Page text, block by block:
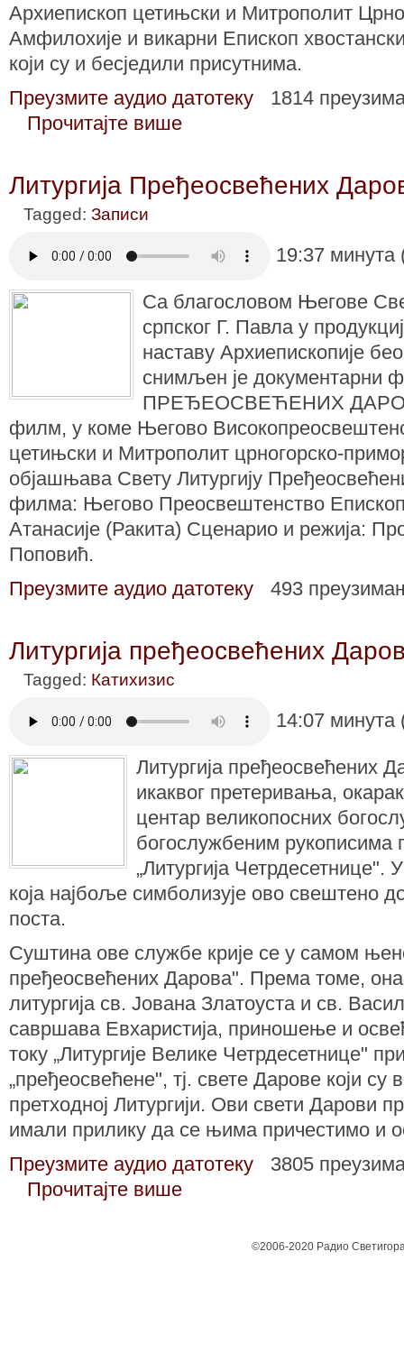
Архиепископ цетињски и Митрополит
Амфилохије и викарни Епископ
који су и бесједили присутнима.
Преузмите аудио датотеку
1814
Прочитајте више
Литургијa Пређеосвећених
Tagged: Записи
19:37
Са благословом Његове
српског Г. Павла у
наставу Архиепископије
снимљен је
ПРЕЂЕОСВЕЋЕНИХ
филм, у коме Његово
цетињски и Митрополит црногорско-
објашњава Свету Литургију
филма: Његово Преосвештенство Епископ
Атанасије (Ракита) Сценарио и режија:
Поповић.
Преузмите аудио датотеку
493
Литургија пређеосвећених
Tagged: Катихизис
14:07
Литургија пређеосвећених
икаквог претеривања,
центар великопосних
богослужбеним рукописима
„Литургија Четрдесетнице".
која најбоље симболизује ово свештено
поста.
Суштина ове службе крије се у самом
пређеосвећених Дарова". Према томе, она
литургија св. Јована Златоуста и св.
савршава Евхаристија, приношење и
току „Литургије Велике Четрдесетнице"
„пређеосвећене", тј. свете Дарове који су
претходној Литургији. Ови свети Дарови
имали прилику да се њима причестимо и
Преузмите аудио датотеку
3805
Прочитајте више
©2006-2020 Радио